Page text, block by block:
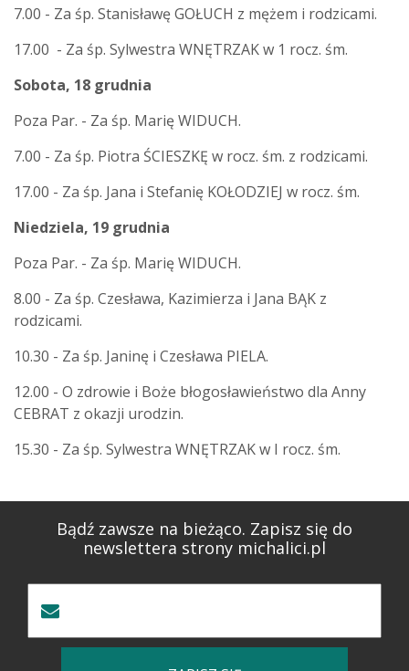
7.00 - Za śp. Stanisławę GOŁUCH z mężem i rodzicami.
17.00 - Za śp. Sylwestra WNĘTRZAK w 1 rocz. śm.
Sobota, 18 grudnia
Poza Par. - Za śp. Marię WIDUCH.
7.00 - Za śp. Piotra ŚCIESZKĘ w rocz. śm. z rodzicami.
17.00 - Za śp. Jana i Stefanię KOŁODZIEJ w rocz. śm.
Niedziela, 19 grudnia
Poza Par. - Za śp. Marię WIDUCH.
8.00 - Za śp. Czesława, Kazimierza i Jana BĄK z
rodzicami.
10.30 - Za śp. Janinę i Czesława PIELA.
12.00 - O zdrowie i Boże błogosławieństwo dla Anny
CEBRAT z okazji urodzin.
15.30 - Za śp. Sylwestra WNĘTRZAK w I rocz. śm.
Bądź zawsze na bieżąco. Zapisz się do
newslettera strony michalici.pl